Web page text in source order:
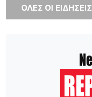
ΟΛΕΣ ΟΙ ΕΙΔΗΣΕΙΣ